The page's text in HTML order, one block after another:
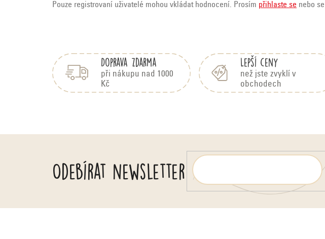
Pouze registrovaní uživatelé mohou vkládat hodnocení. Prosím přihlaste se nebo se
Doprava zdarma
při nákupu nad 1000
Kč
Lepší ceny
než jste zvyklí v
obchodech
Odebírat newsletter